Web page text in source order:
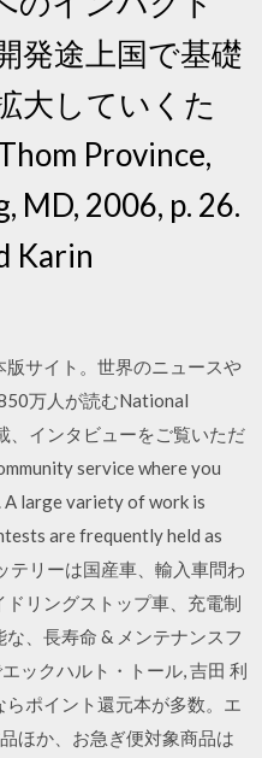
発途上国で基礎
大していくた
Province,
MD, 2006, p. 26.
Karin
サイト。世界のニュースや
万人が読むNational
、インタビューをご覧いただ
service where you
A large variety of work is
are frequently held as
テリーは国産車、輸入車問わ
リングストップ車、充電制
、長寿命 & メンテナンスフ
ックハルト・トール, 吉田 利
ポイント還元本が多数。エ
ほか、お急ぎ便対象商品は